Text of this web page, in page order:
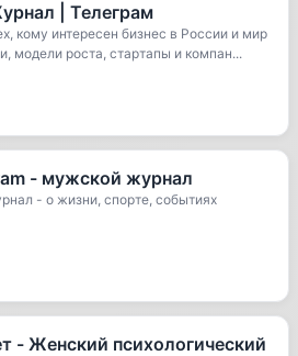
| Телеграм
кому интересен бизнес в России и мир
модели роста, стартапы и компан...
- мужской журнал
- о жизни, спорте, событиях
- Женский психологический